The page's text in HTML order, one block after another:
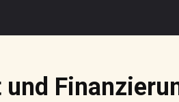
und